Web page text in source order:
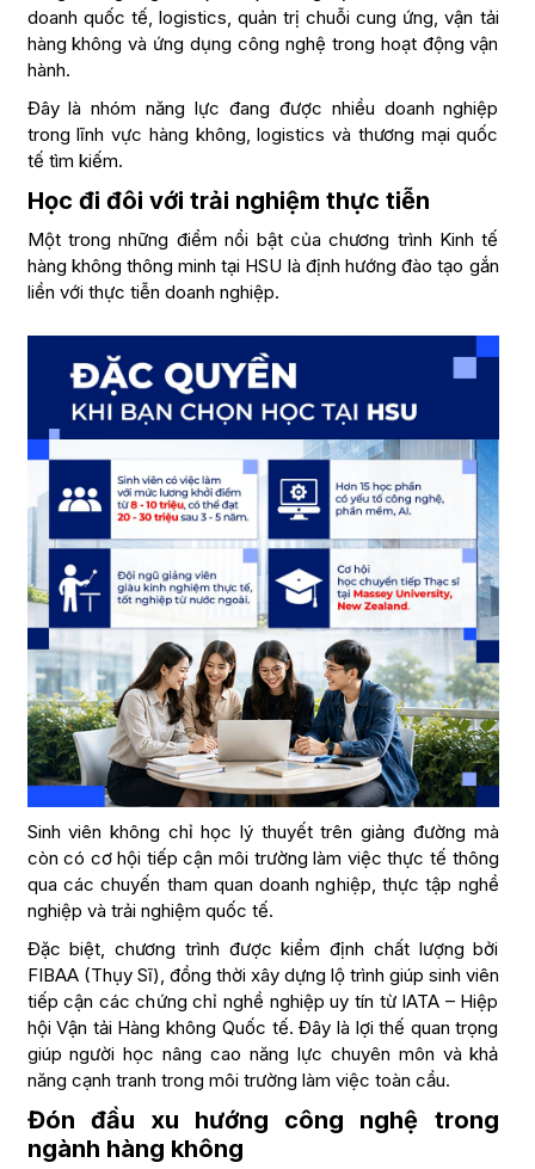
doanh quốc tế, logistics, quản trị chuỗi cung ứng, vận tải
hàng không và ứng dụng công nghệ trong hoạt động vận
hành.
Đây là nhóm năng lực đang được nhiều doanh nghiệp
trong lĩnh vực hàng không, logistics và thương mại quốc
tế tìm kiếm.
Học đi đôi với trải nghiệm thực tiễn
Một trong những điểm nổi bật của chương trình Kinh tế
hàng không thông minh tại HSU là định hướng đào tạo gắn
liền với thực tiễn doanh nghiệp.
Sinh viên không chỉ học lý thuyết trên giảng đường mà
còn có cơ hội tiếp cận môi trường làm việc thực tế thông
qua các chuyến tham quan doanh nghiệp, thực tập nghề
nghiệp và trải nghiệm quốc tế.
Đặc biệt, chương trình được kiểm định chất lượng bởi
FIBAA (Thụy Sĩ), đồng thời xây dựng lộ trình giúp sinh viên
tiếp cận các chứng chỉ nghề nghiệp uy tín từ IATA – Hiệp
hội Vận tải Hàng không Quốc tế. Đây là lợi thế quan trọng
giúp người học nâng cao năng lực chuyên môn và khả
năng cạnh tranh trong môi trường làm việc toàn cầu.
Đón đầu xu hướng công nghệ trong
ngành hàng không